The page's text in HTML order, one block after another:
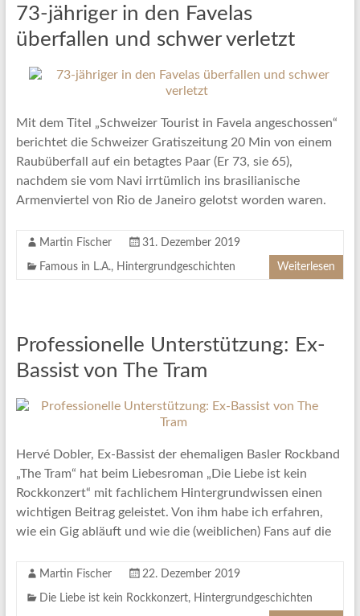
73-jähriger in den Favelas
überfallen und schwer verletzt
Mit dem Titel „Schweizer Tourist in Favela angeschossen“
berichtet die Schweizer Gratiszeitung 20 Min von einem
Raubüberfall auf ein betagtes Paar (Er 73, sie 65),
nachdem sie vom Navi irrtümlich ins brasilianische
Armenviertel von Rio de Janeiro gelotst worden waren.
Martin Fischer 31. Dezember 2019
Famous in L.A., Hintergrundgeschichten Weiterlesen
Professionelle Unterstützung: Ex-
Bassist von The Tram
Hervé Dobler, Ex-Bassist der ehemaligen Basler Rockband
„The Tram“ hat beim Liebesroman „Die Liebe ist kein
Rockkonzert“ mit fachlichem Hintergrundwissen einen
wichtigen Beitrag geleistet. Von ihm habe ich erfahren,
wie ein Gig abläuft und wie die (weiblichen) Fans auf die
Martin Fischer 22. Dezember 2019
Die Liebe ist kein Rockkonzert, Hintergrundgeschichten